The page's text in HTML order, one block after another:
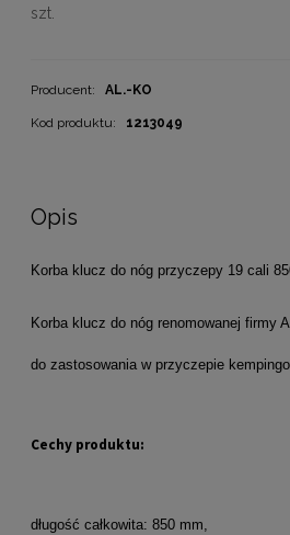
szt.
Producent: AL.-KO
Kod produktu: 1213049
Opis
Korba klucz do nóg przyczepy 19 cali
Korba klucz do nóg renomowanej firmy
do zastosowania w przyczepie
Cechy produktu:
długość całkowita: 850 mm,